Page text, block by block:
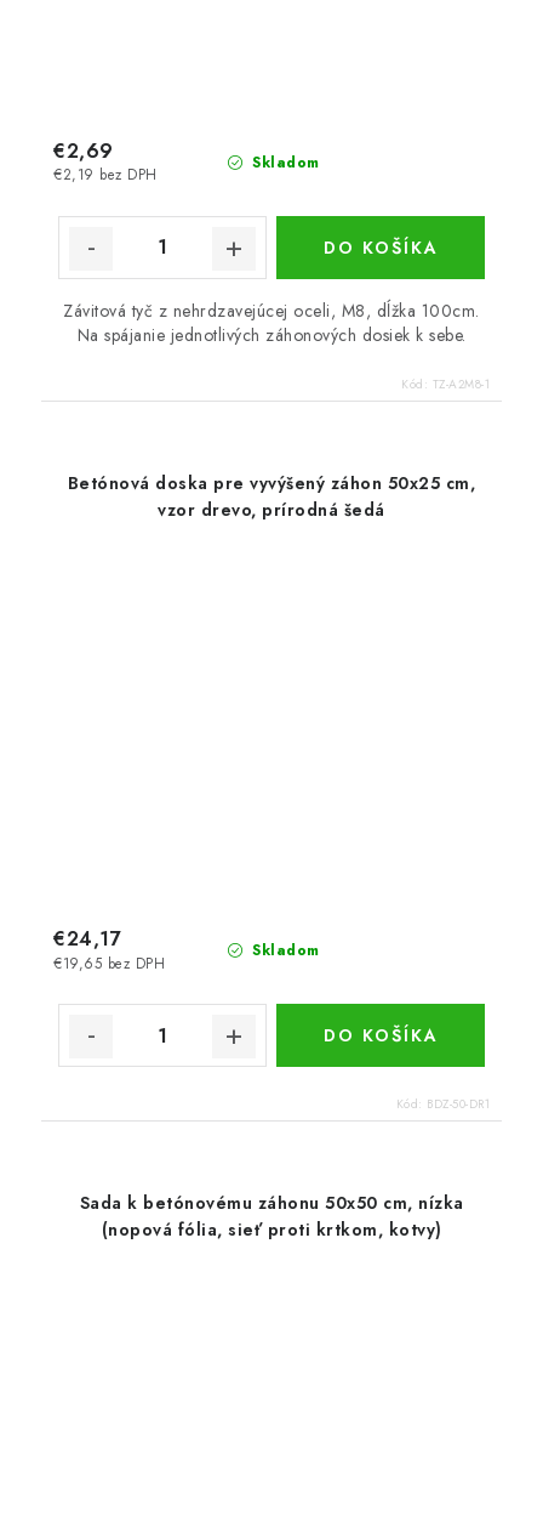
Skladom
€2,19 bez DPH
€2,69
DO KOŠÍKA
Závitová tyč z nehrdzavejúcej oceli, M8, dĺžka 100cm.
Na spájanie jednotlivých záhonových dosiek k sebe.
Kód: TZ-A2M8-1
Betónová doska pre vyvýšený záhon 50x25 cm,
vzor drevo, prírodná šedá
Skladom
€19,65 bez DPH
€24,17
DO KOŠÍKA
Kód: BDZ-50-DR1
Sada k betónovému záhonu 50x50 cm, nízka
(nopová fólia, sieť proti krtkom, kotvy)